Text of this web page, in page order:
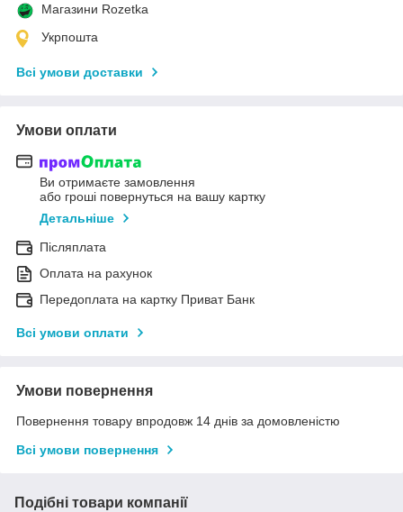
Магазини Rozetka
Укрпошта
Всі умови доставки
Умови оплати
Ви отримаєте замовлення
або гроші повернуться на вашу картку
Детальніше
Післяплата
Оплата на рахунок
Передоплата на картку Приват Банк
Всі умови оплати
Умови повернення
Повернення товару впродовж 14 днів за домовленістю
Всі умови повернення
Подібні товари компанії